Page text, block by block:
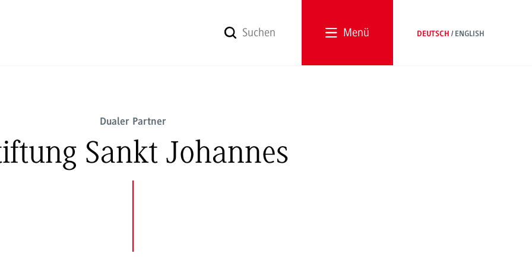
Menü DEUTSCH ENGLISH
Dualer Partner
Sankt Johannes